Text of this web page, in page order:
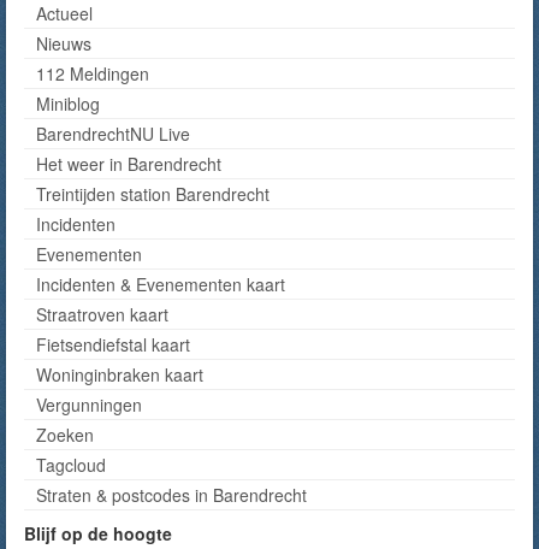
Actueel
Nieuws
112 Meldingen
Miniblog
BarendrechtNU Live
Het weer in Barendrecht
Treintijden station Barendrecht
Incidenten
Evenementen
Incidenten & Evenementen kaart
Straatroven kaart
Fietsendiefstal kaart
Woninginbraken kaart
Vergunningen
Zoeken
Tagcloud
Straten & postcodes in Barendrecht
Blijf op de hoogte